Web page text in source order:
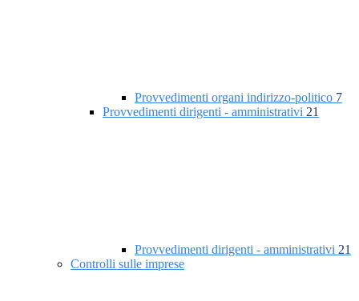
Provvedimenti organi indirizzo-politico 7
Provvedimenti dirigenti - amministrativi 21
Provvedimenti dirigenti - amministrativi 21
Controlli sulle imprese